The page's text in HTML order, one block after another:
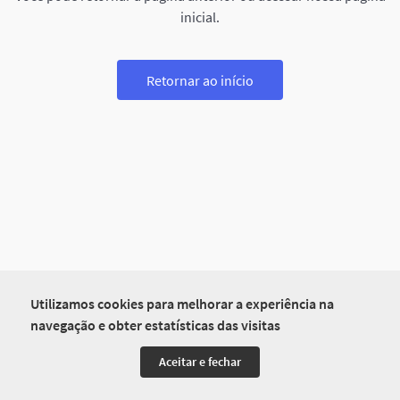
Utilizamos cookies para melhorar a experiência na
navegação e obter estatísticas das visitas
Aceitar e fechar
inicial.
Retornar ao início